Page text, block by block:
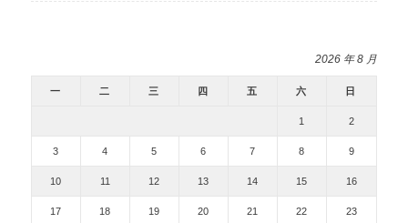
2026 年 8 月
一 二 三 四 五 六 日
1 2
3 4 5 6 7 8 9
10 11 12 13 14 15 16
17 18 19 20 21 22 23